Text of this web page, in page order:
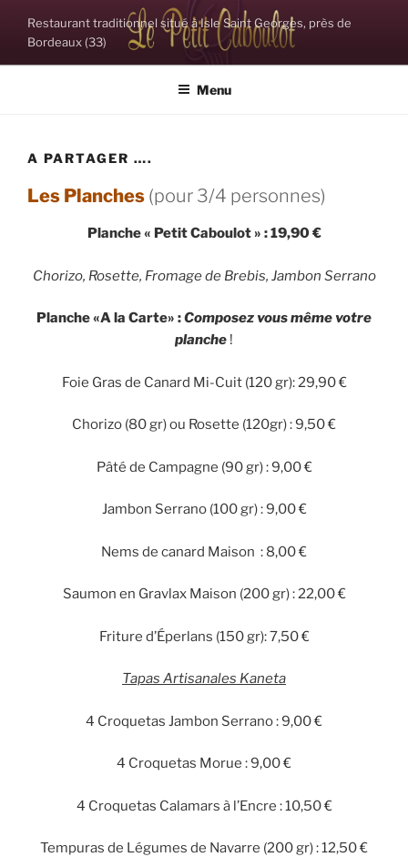
Restaurant traditionnel situé à Isle Saint Georges, près de
Bordeaux (33)
Menu
A PARTAGER ….
Les Planches (pour 3/4 personnes)
Planche « Petit Caboulot » : 19,90 €
Chorizo, Rosette, Fromage de Brebis, Jambon Serrano
Planche «A la Carte» :Composez vous même votre
planche !
Foie Gras de Canard Mi-Cuit (120 gr): 29,90 €
Chorizo (80 gr) ou Rosette (120gr) : 9,50 €
Pâté de Campagne (90 gr) : 9,00 €
Jambon Serrano (100 gr) : 9,00 €
Nems de canard Maison : 8,00 €
Saumon en Gravlax Maison (200 gr) : 22,00 €
Friture d’Éperlans (150 gr): 7,50 €
Tapas Artisanales Kaneta
4 Croquetas Jambon Serrano : 9,00 €
4 Croquetas Morue : 9,00 €
4 Croquetas Calamars à l’Encre : 10,50 €
Tempuras de Légumes de Navarre (200 gr) : 12,50 €